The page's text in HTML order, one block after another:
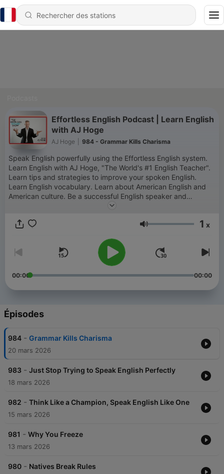
Effortless English Podcast | Learn English
with AJ Hoge
AJ Hoge 984 - Grammar Kills Charisma
Speak English powerfully using the Effortless English system.
Learn English with AJ Hoge, "The World's #1 English Teacher".
Learn tips and strategies to improve your spoken English.
Learn English vocabulary. Learn about American English and
American culture. Be a successful English speaker and
Volume 1 x
00:00 00:00
Épisodes
984 - Grammar Kills Charisma
20 mars 2026
983 - Just Stop Trying to Speak English Perfectly
18 mars 2026
982 - Think Like a Champion, Speak English Like One
15 mars 2026
981 - Why You Freeze
13 mars 2026
980 - Natives Break Rules